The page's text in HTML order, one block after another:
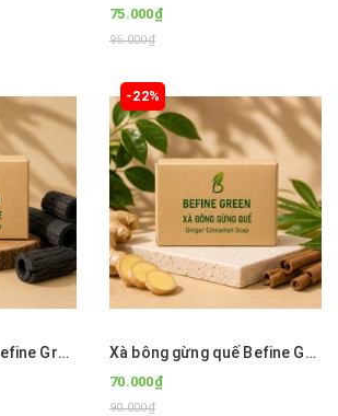
75.000₫
95.000₫
Xà bông than tre Befine Green
-22%
Xà bông gừng quế Befine Green
70.000₫
90.000₫